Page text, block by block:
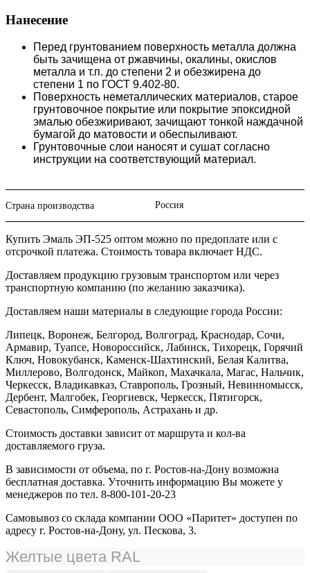
Нанесение
Перед грунтованием поверхность металла должна
быть зачищена от ржавчины, окалины, окислов
металла и т.п. до степени 2 и обезжирена до
степени 1 по ГОСТ 9.402-80.
Поверхность неметаллических материалов, старое
грунтовочное покрытие или покрытие эпоксидной
эмалью обезжиривают, зачищают тонкой наждачной
бумагой до матовости и обеспыливают.
Грунтовочные слои наносят и сушат согласно
инструкции на соответствующий материал.
Страна производства Россия
Купить Эмаль ЭП-525 оптом можно по предоплате или с
отсрочкой платежа. Стоимость товара включает НДС.
Доставляем продукцию грузовым транспортом или через
транспортную компанию (по желанию заказчика).
Доставляем наши материалы в следующие города России:
Липецк, Воронеж, Белгород, Волгоград, Краснодар, Сочи,
Армавир, Туапсе, Новороссийск, Лабинск, Тихорецк, Горячий
Ключ, Новокубанск, Каменск-Шахтинский, Белая Калитва,
Миллерово, Волгодонск, Майкоп, Махачкала, Магас, Нальчик,
Черкесск, Владикавказ, Ставрополь, Грозный, Невинномысск,
Дербент, Малгобек, Георгиевск, Черкесск, Пятигорск,
Севастополь, Симферополь, Астрахань и др.
Стоимость доставки зависит от маршрута и кол-ва
доставляемого груза.
В зависимости от объема, по г. Ростов-на-Дону возможна
бесплатная доставка. Уточнить информацию Вы можете у
менеджеров по тел. 8-800-101-20-23
Самовывоз со склада компании ООО «Паритет» доступен по
адресу г. Ростов-на-Дону, ул. Пескова, 3.
Желтые цвета RAL